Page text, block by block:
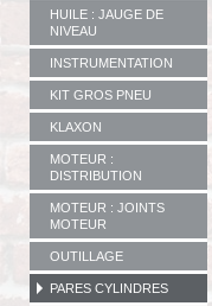
HUILE : JAUGE DE
NIVEAU
INSTRUMENTATION
KIT GROS PNEU
KLAXON
MOTEUR :
DISTRIBUTION
MOTEUR : JOINTS
MOTEUR
OUTILLAGE
PARES CYLINDRES